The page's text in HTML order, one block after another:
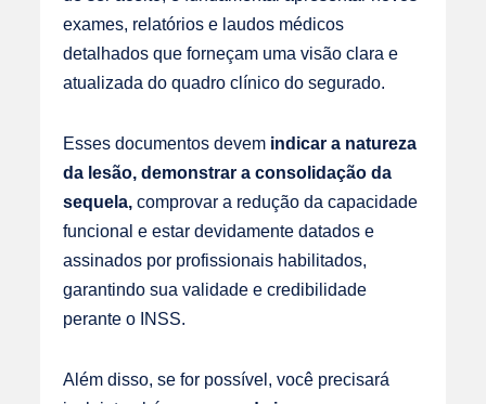
exames, relatórios e laudos médicos
detalhados que forneçam uma visão clara e
atualizada do quadro clínico do segurado.
Esses documentos devem indicar a natureza
da lesão, demonstrar a consolidação da
sequela, comprovar a redução da capacidade
funcional e estar devidamente datados e
assinados por profissionais habilitados,
garantindo sua validade e credibilidade
perante o INSS.
Além disso, se for possível, você precisará